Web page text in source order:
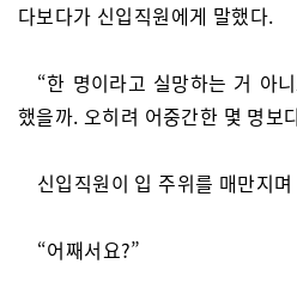
다보다가 신입직원에게 말했다.
“한 명이라고 실망하는 거 아
했을까. 오히려 어중간한 몇 명보
신입직원이 입 주위를 매만지
“어째서요?”